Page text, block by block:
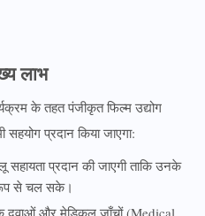
लाभ
के तहत पंजीकृत फिल्म उद्योग
सहयोग प्रदान किया जाएगा:
सहायता प्रदान की जाएगी ताकि उनके
से चल सके।